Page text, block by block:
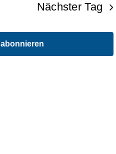
Nächster Tag